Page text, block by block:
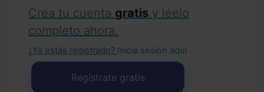
Crea tu cuenta gratis y léelo
completo ahora.
¿Ya estás registrado? Inicia sesión aquí .
Regístrate gratis